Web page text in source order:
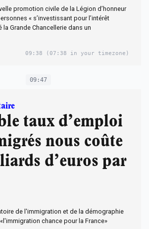
promotion civile de la Légion d’honneur
« s’investissant pour l’intérêt
la Grande Chancellerie dans un
09:38 (07:38 in your timezone)
09:47
taux d’emploi
nous coûte
d’euros par
de l'immigration et de la démographie
chance pour la France»